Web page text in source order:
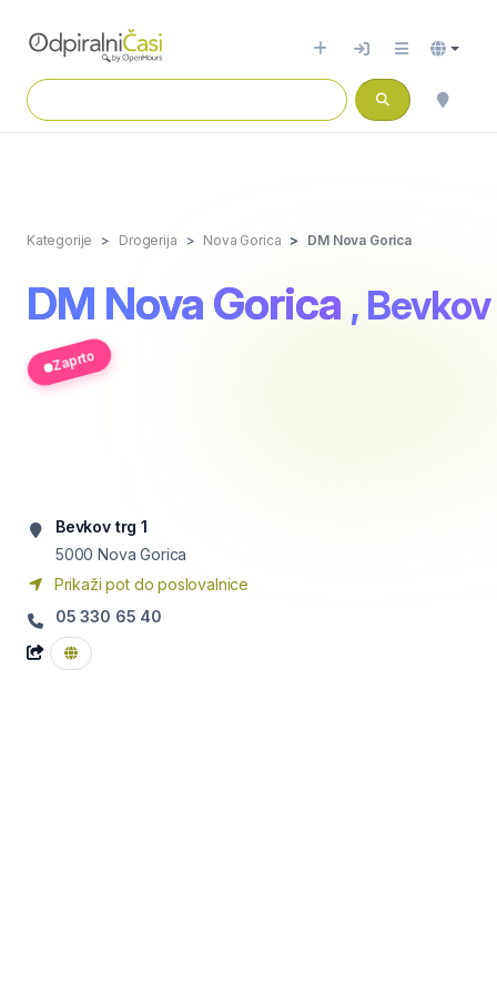
Kategorije Drogerija Nova Gorica DM Nova Gorica
DM Nova Gorica ,
Zaprto
Bevkov trg 1
5000 Nova Gorica
Prikaži pot do poslovalnice
05 330 65 40